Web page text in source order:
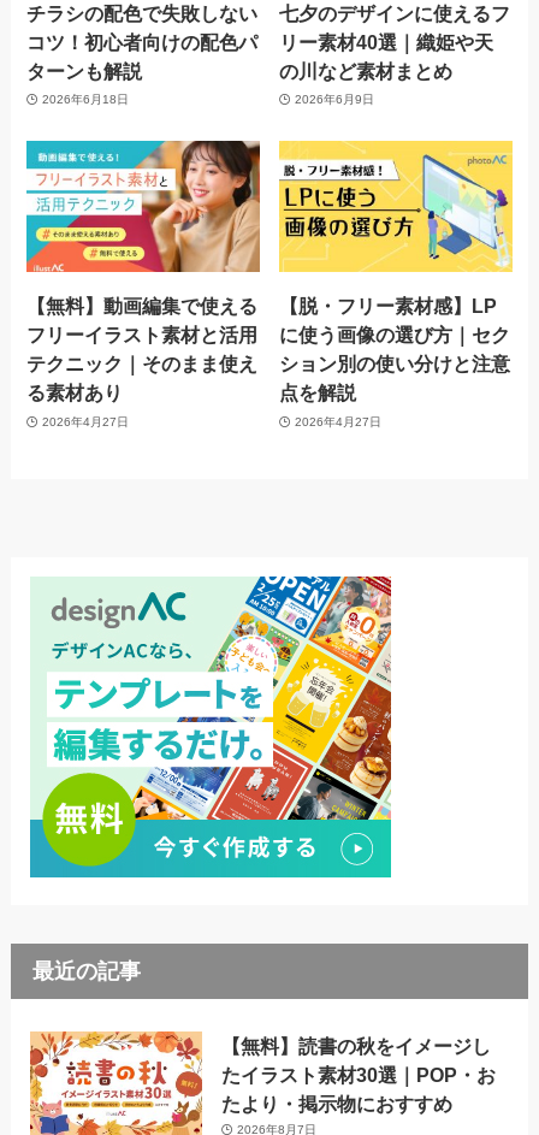
チラシの配色で失敗しない
コツ！初心者向けの配色パ
ターンも解説
2026年6月18日
七夕のデザインに使えるフ
リー素材40選｜織姫や天
の川など素材まとめ
2026年6月9日
【無料】動画編集で使える
フリーイラスト素材と活用
テクニック｜そのまま使え
る素材あり
2026年4月27日
【脱・フリー素材感】LP
に使う画像の選び方｜セク
ション別の使い分けと注意
点を解説
2026年4月27日
最近の記事
【無料】読書の秋をイメージし
たイラスト素材30選｜POP・お
たより・掲示物におすすめ
2026年8月7日